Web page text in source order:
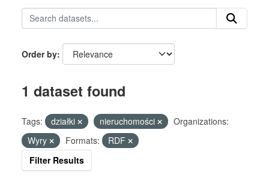
Order by
1 dataset found
Tags: działki nieruchomości
Organizations:
Wyry
Formats:
RDF
Filter Results